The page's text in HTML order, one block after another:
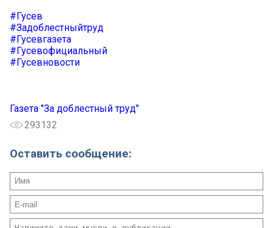
#Гусев
#Задоблестныйтруд
#Гусевгазета
#Гусевофициальный
#Гусевновости
Газета "За доблестный труд"
293132
Оставить сообщение: